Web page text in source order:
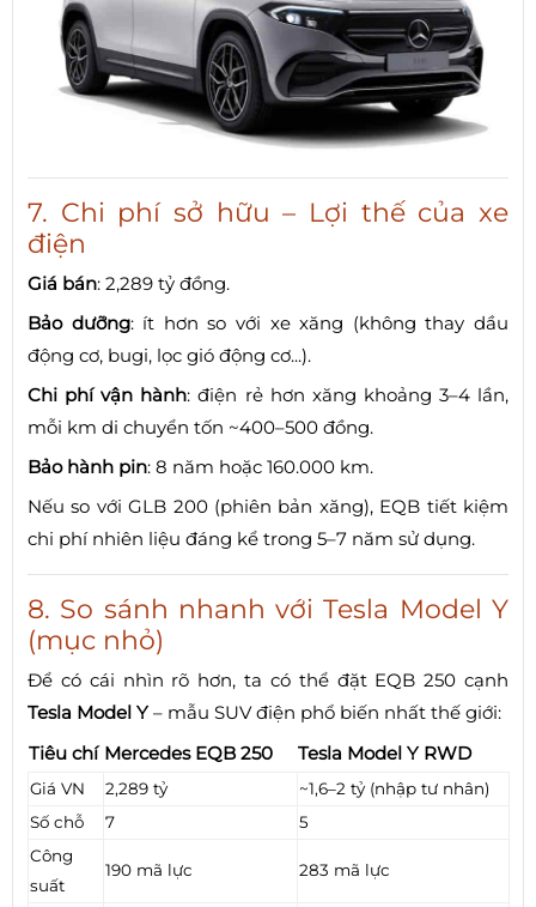
7. Chi phí sở hữu – Lợi thế của xe
điện
Giá bán: 2,289 tỷ đồng.
Bảo dưỡng: ít hơn so với xe xăng (không thay dầu
động cơ, bugi, lọc gió động cơ...).
Chi phí vận hành: điện rẻ hơn xăng khoảng 3–4 lần,
mỗi km di chuyển tốn ~400–500 đồng.
Bảo hành pin: 8 năm hoặc 160.000 km.
Nếu so với GLB 200 (phiên bản xăng), EQB tiết kiệm
chi phí nhiên liệu đáng kể trong 5–7 năm sử dụng.
8. So sánh nhanh với Tesla Model Y
(mục nhỏ)
Để có cái nhìn rõ hơn, ta có thể đặt EQB 250 cạnh
Tesla Model Y – mẫu SUV điện phổ biến nhất thế giới:
Tiêu chí Mercedes EQB 250 Tesla Model Y RWD
Giá VN 2,289 tỷ
~1,6–2 tỷ (nhập tư nhân)
Số chỗ
7
5
Công
suất
190 mã lực 283 mã lực